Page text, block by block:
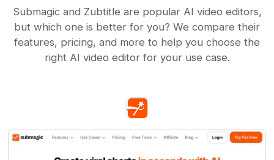
Submagic and Zubtitle are popular AI video editors,
but which one is better for you? We compare their
features, pricing, and more to help you choose the
right AI video editor for your use case.